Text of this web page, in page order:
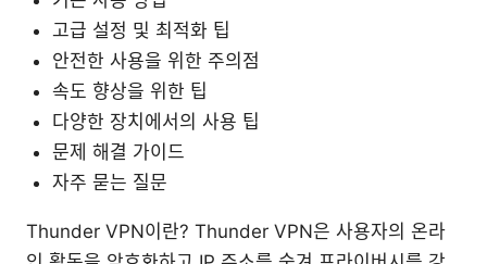
고급 설정 및 최적화 팁
안전한 사용을 위한 주의점
속도 향상을 위한 팁
다양한 장치에서의 사용 팁
문제 해결 가이드
자주 묻는 질문
Thunder VPN이란? Thunder VPN은 사용자의 온라